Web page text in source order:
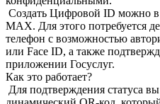
Создать Цифровой ID можно
MAX. Для этого потребуется
телефон с возможностью
или Face ID, а также
приложении Госуслуг.
Как это работает?
Для подтверждения статуса